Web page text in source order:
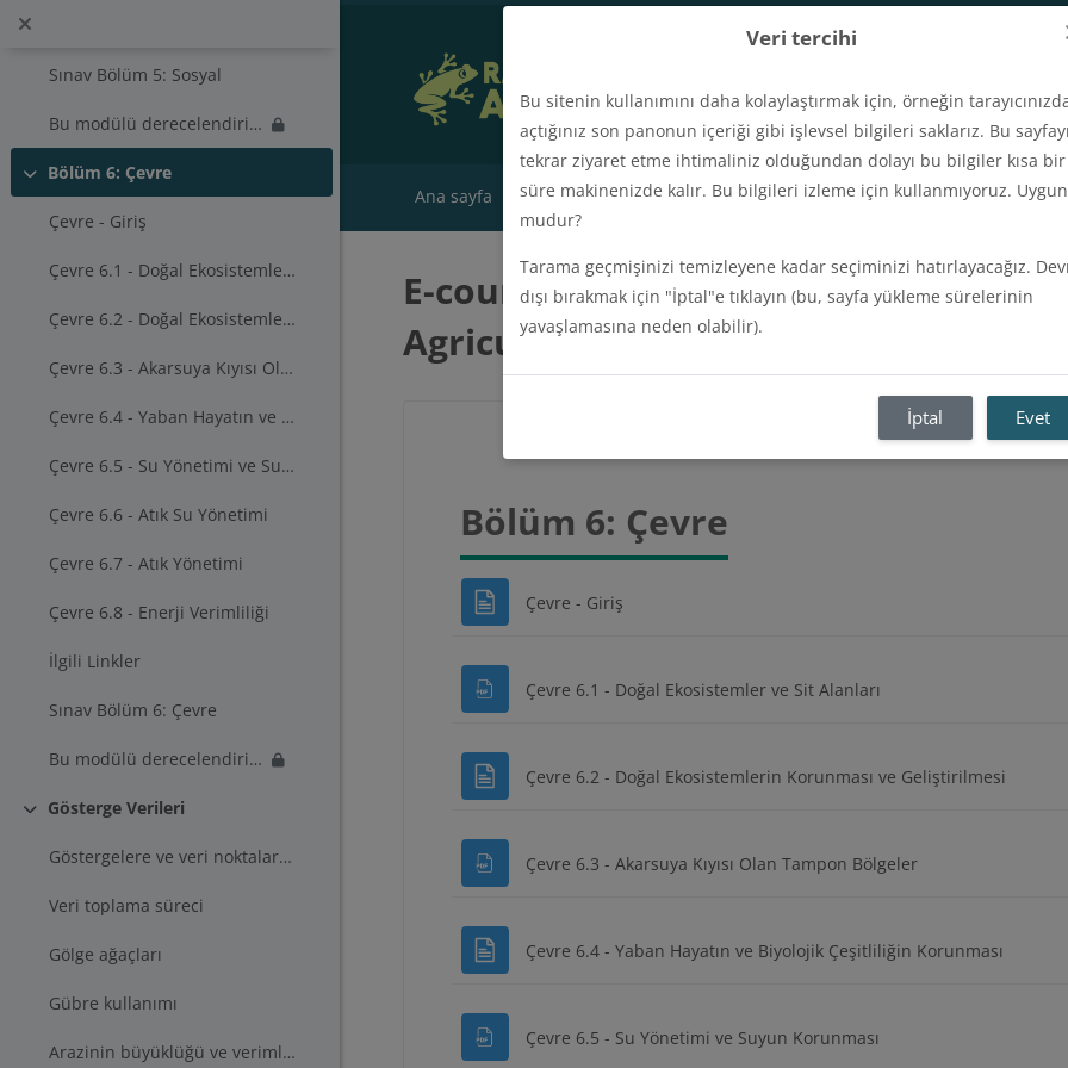
Ana içeriğe git
Sınav Bölüm 5: Sosyal
Bu modülü derecelendirin - Bölüm 5: Sosyal
Bölüm 6: Çevre
Çevre - Giriş
Çevre 6.1 - Doğal Ekosistemler ve Sit Alanları
Çevre 6.2 - Doğal Ekosistemlerin Korunması ve Geliştirilmesi
Çevre 6.3 - Akarsuya Kıyısı Olan Tampon Bölgeler
Çevre 6.4 - Yaban Hayatın ve Biyolojik Çeşitliliğin Korunması
Çevre 6.5 - Su Yönetimi ve Suyun Korunması
Çevre 6.6 - Atık Su Yönetimi
Çevre 6.7 - Atık Yönetimi
Çevre 6.8 - Enerji Verimliliği
İlgili Linkler
Sınav Bölüm 6: Çevre
Bu modülü derecelendirin - Bölüm 6: Çevre
Gösterge Verileri
Göstergelere ve veri noktalarına giriş
Veri toplama süreci
Gölge ağaçları
Gübre kullanımı
Arazinin büyüklüğü ve verimlilik
Ana sayfa Tools E-Kurslar Destek Gizlilik Politikası
E-course / SAS41 - TR - Rainforest
Agriculture Standard V1.4
Bölüm 6: Çevre
Çevre - Giriş
Çevre 6.1 - Doğal Ekosistemler ve Sit Alanları
Çevre 6.2 - Doğal Ekosistemlerin Korunması ve Geliştirilmesi
Çevre 6.3 - Akarsuya Kıyısı Olan Tampon Bölgeler
Çevre 6.4 - Yaban Hayatın ve Biyolojik Çeşitliliğin Korunması
Çevre 6.5 - Su Yönetimi ve Suyun Korunması
Veri tercihi
Bu sitenin kullanımını daha kolaylaştırmak için, örneğin
açtığınız son panonun içeriği gibi işlevsel bilgileri saklarız. Bu sayfayı
tekrar ziyaret etme ihtimaliniz olduğundan dolayı bu bilgiler kısa bir
süre makinenizde kalır. Bu bilgileri izleme için kullanmıyoruz. Uygun
mudur?
Tarama geçmişinizi temizleyene kadar seçiminizi hatırlayacağız.
dışı bırakmak için "İptal"e tıklayın (bu, sayfa yükleme sürelerinin
yavaşlamasına neden olabilir).
İptal Evet